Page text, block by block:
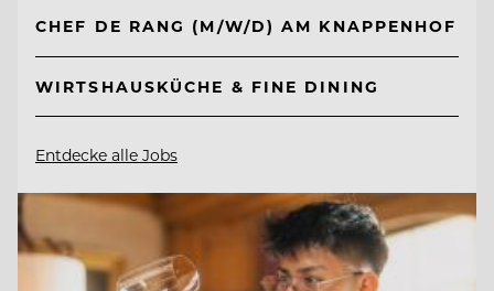
CHEF DE RANG (M/W/D) AM KNAPPENHOF
WIRTSHAUSKÜCHE & FINE DINING
Entdecke alle Jobs